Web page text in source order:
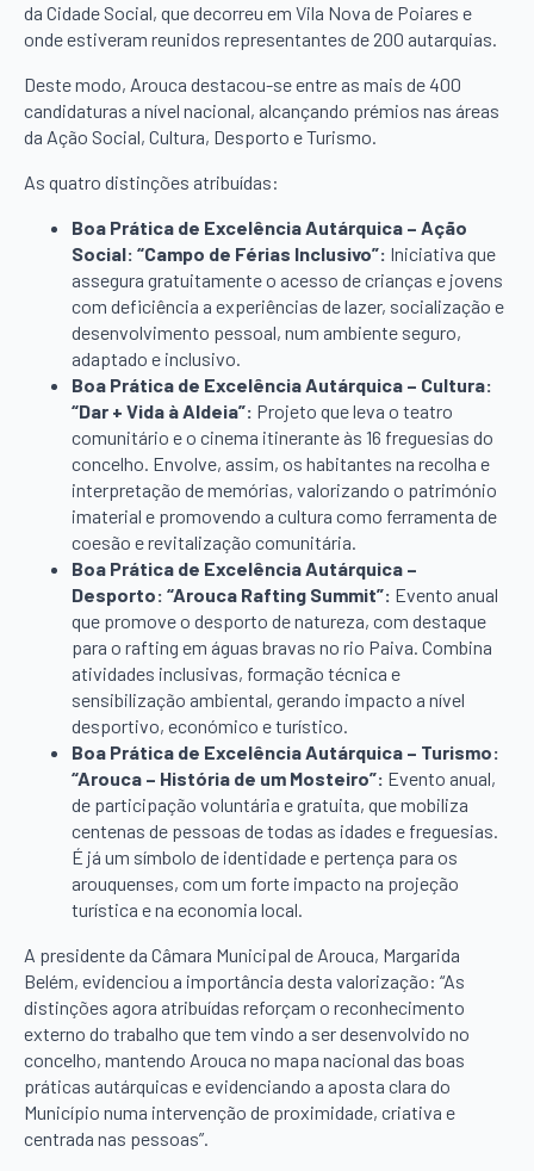
da Cidade Social, que decorreu em Vila Nova de Poiares e
onde estiveram reunidos representantes de 200 autarquias.
Deste modo, Arouca destacou-se entre as mais de 400
candidaturas a nível nacional, alcançando prémios nas áreas
da Ação Social, Cultura, Desporto e Turismo.
As quatro distinções atribuídas:
Boa Prática de Excelência Autárquica – Ação
Social: “Campo de Férias Inclusivo”: Iniciativa que
assegura gratuitamente o acesso de crianças e jovens
com deficiência a experiências de lazer, socialização e
desenvolvimento pessoal, num ambiente seguro,
adaptado e inclusivo.
Boa Prática de Excelência Autárquica – Cultura:
“Dar + Vida à Aldeia”: Projeto que leva o teatro
comunitário e o cinema itinerante às 16 freguesias do
concelho. Envolve, assim, os habitantes na recolha e
interpretação de memórias, valorizando o património
imaterial e promovendo a cultura como ferramenta de
coesão e revitalização comunitária.
Boa Prática de Excelência Autárquica –
Desporto: “Arouca Rafting Summit”: Evento anual
que promove o desporto de natureza, com destaque
para o rafting em águas bravas no rio Paiva. Combina
atividades inclusivas, formação técnica e
sensibilização ambiental, gerando impacto a nível
desportivo, económico e turístico.
Boa Prática de Excelência Autárquica – Turismo:
“Arouca – História de um Mosteiro”: Evento anual,
de participação voluntária e gratuita, que mobiliza
centenas de pessoas de todas as idades e freguesias.
É já um símbolo de identidade e pertença para os
arouquenses, com um forte impacto na projeção
turística e na economia local.
A presidente da Câmara Municipal de Arouca, Margarida
Belém, evidenciou a importância desta valorização: “As
distinções agora atribuídas reforçam o reconhecimento
externo do trabalho que tem vindo a ser desenvolvido no
concelho, mantendo Arouca no mapa nacional das boas
práticas autárquicas e evidenciando a aposta clara do
Município numa intervenção de proximidade, criativa e
centrada nas pessoas”.